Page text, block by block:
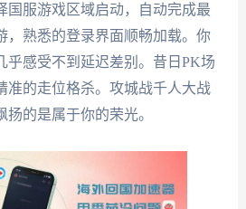
国服游戏区域启动，自动完成最
，熟悉的登录界面顺畅加载。你
乎感受不到延迟差别。昔日PK场
准的走位格杀。攻城战千人大战
的是属于你的荣光。